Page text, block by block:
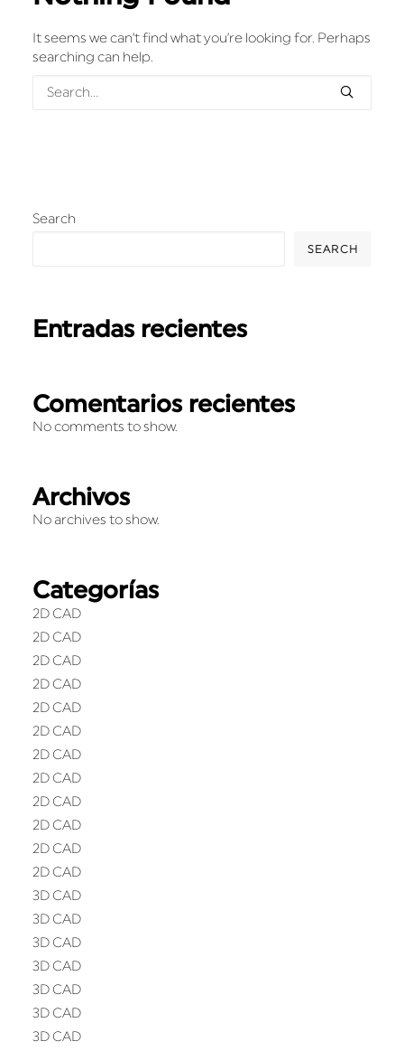
It seems we can’t find what you’re looking for. Perhaps
searching can help.
Search
SEARCH
Entradas recientes
Comentarios recientes
No comments to show.
Archivos
No archives to show.
Categorías
2D CAD
2D CAD
2D CAD
2D CAD
2D CAD
2D CAD
2D CAD
2D CAD
2D CAD
2D CAD
2D CAD
2D CAD
3D CAD
3D CAD
3D CAD
3D CAD
3D CAD
3D CAD
3D CAD